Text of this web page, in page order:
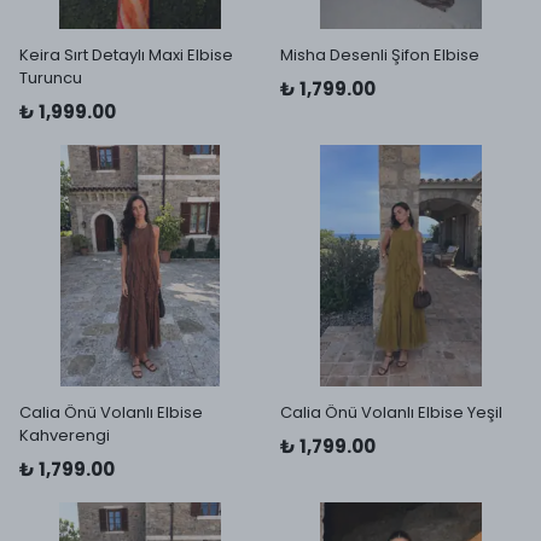
Keira Sırt Detaylı Maxi Elbise
Turuncu
₺ 1,999.00
Misha Desenli Şifon Elbise
₺ 1,799.00
Calia Önü Volanlı Elbise
Kahverengi
₺ 1,799.00
Calia Önü Volanlı Elbise Yeşil
₺ 1,799.00